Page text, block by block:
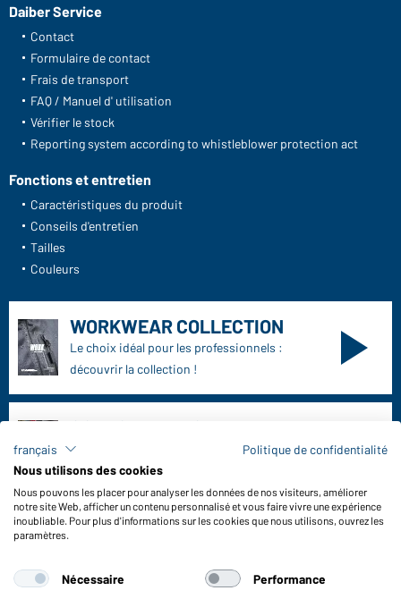
Daiber Service
Contact
Formulaire de contact
Frais de transport
FAQ / Manuel d' utilisation
Vérifier le stock
Reporting system according to whistleblower protection act
Fonctions et entretien
Caractéristiques du produit
Conseils d'entretien
Tailles
Couleurs
WORKWEAR COLLECTION
Le choix idéal pour les professionnels :
découvrir la collection !
CORPORATE WORKWEAR
Grande présentation pour les entreprises :
Découvrir le catalogue !
Daiber Coordonnées:
français
Politique de confidentialité
Nous utilisons des cookies
Nous pouvons les placer pour analyser les données de nos visiteurs, améliorer
notre site Web, afficher un contenu personnalisé et vous faire vivre une expérience
inoubliable. Pour plus d'informations sur les cookies que nous utilisons, ouvrez les
paramètres.
Nécessaire Performance